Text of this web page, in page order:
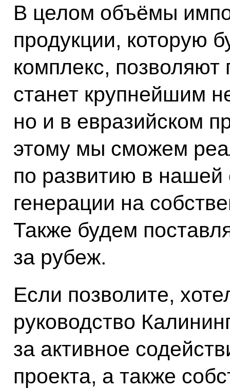
В целом объёмы
продукции, которую
комплекс, позволяют
станет крупнейшим
но и в евразийском
этому мы сможем
по развитию в нашей
генерации на
Также будем
за рубеж.
Если позволите,
руководство
за активное
проекта, а также